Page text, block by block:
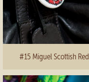
#15 Miguel Scottish Red